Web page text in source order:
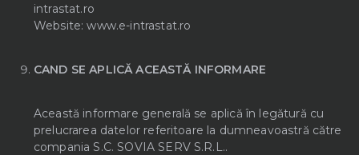
intrastat.ro
Website: www.e-intrastat.ro
CAND SE APLICĂ ACEASTĂ INFORMARE
Această informare generală se aplică în legătură cu
prelucrarea datelor referitoare la dumneavoastră către
compania S.C. SOVIA SERV S.R.L..